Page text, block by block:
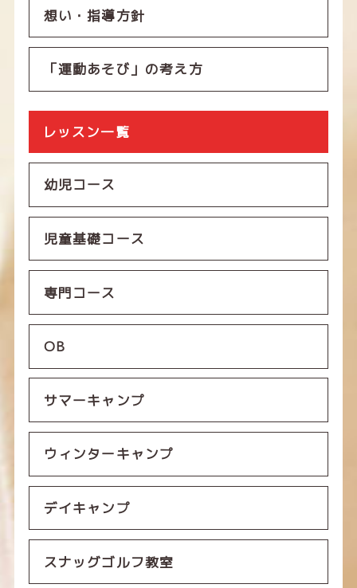
想い・指導方針
「運動あそび」の考え方
レッスン一覧
幼児コース
児童基礎コース
専門コース
OB
サマーキャンプ
ウィンターキャンプ
デイキャンプ
スナッグゴルフ教室